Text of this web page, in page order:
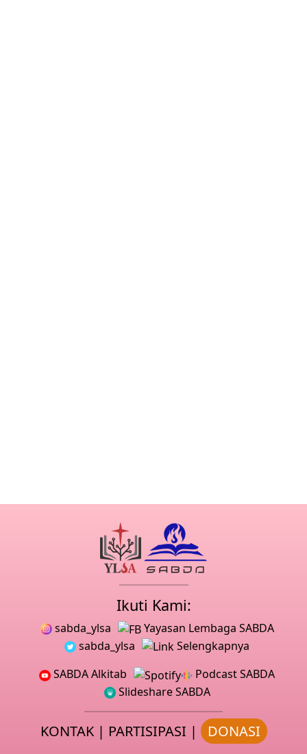
Ikuti Kami:
sabda_ylsa
Yayasan Lembaga SABDA
sabda_ylsa
Selengkapnya
SABDA Alkitab
Podcast SABDA
Slideshare SABDA
KONTAK| PARTISIPASI | DONASI